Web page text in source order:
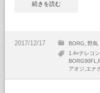
続きを読む
BORG 野鳥
1.4×テレコ
BORG90FL
アオジ エナ